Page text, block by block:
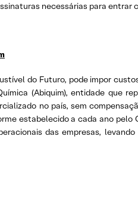
necessárias para entrar
do Futuro, pode impor
(Abiquim), entidade que
no país, sem
estabelecido a cada ano
das empresas,